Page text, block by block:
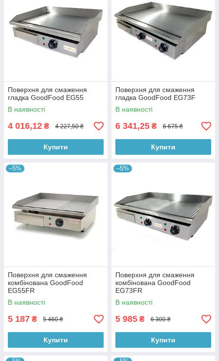
Поверхня для смаження
гладка GoodFood EG55
В наявності
4 016,12 ₴ 4 227,50 ₴
Купити
Поверхня для смаження
гладка GoodFood EG73F
В наявності
6 341,25 ₴ 6 675 ₴
Купити
–5%
Поверхня для смаження
комбінована GoodFood
EG55FR
В наявності
5 187 ₴ 5 460 ₴
Купити
–5%
Поверхня для смаження
комбінована GoodFood
EG73FR
В наявності
5 985 ₴ 6 300 ₴
Купити